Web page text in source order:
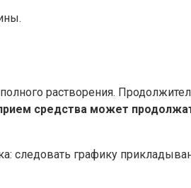
растворения.
средства может
следовать графику